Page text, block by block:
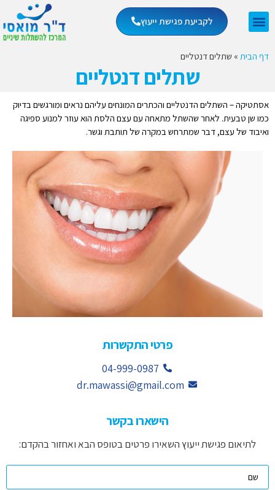
לקביעת פגישת ייעוץ
דף הבית » שתלים דנטליים
שתלים דנטליים
אסתטיקה – השתלים הדנטליים והכתרים המונחים עליהם נראים ומורגשים בדיוק
כמו שן טבעית. לאחר שהשתל מתאחה עם עצם הלסת הוא עוזר למנוע ספיגה
ואיבוד של עצם, דבר שמתרחש במקרה של תותבת וגשר.
פרטי התקשרות
04-999-0987
dr.mawassi@gmail.com
הישארו בקשר
לתיאום פגישת ייעוץ השאירו פרטים בטופס הבא ואחזור בהקדם: